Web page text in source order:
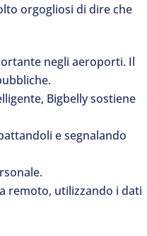
orgogliosi di dire che
negli aeroporti. Il
Bigbelly sostiene
e segnalando
remoto, utilizzando i dati